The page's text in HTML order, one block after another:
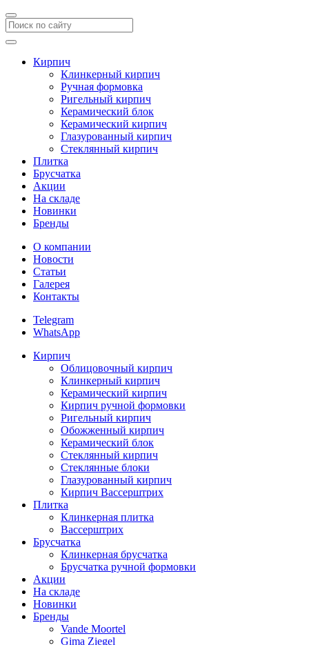
Кирпич
Клинкерный кирпич
Ручная формовка
Ригельный кирпич
Керамический блок
Керамический кирпич
Глазурованный кирпич
Стеклянный кирпич
Плитка
Брусчатка
Акции
На складе
Новинки
Бренды
О компании
Новости
Статьи
Галерея
Контакты
Telegram
WhatsApp
Кирпич
Облицовочный кирпич
Клинкерный кирпич
Керамический кирпич
Кирпич ручной формовки
Ригельный кирпич
Обожженный кирпич
Керамический блок
Стеклянный кирпич
Стеклянные блоки
Глазурованный кирпич
Кирпич Вассерштрих
Плитка
Клинкерная плитка
Вассерштрих
Брусчатка
Клинкерная брусчатка
Брусчатка ручной формовки
Акции
На складе
Новинки
Бренды
Vande Moortel
Gima Ziegel